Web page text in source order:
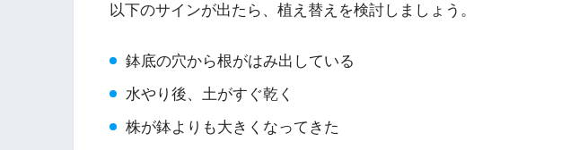
以下のサインが出たら、植え替えを検討しましょう。
鉢底の穴から根がはみ出している
水やり後、土がすぐ乾く
株が鉢よりも大きくなってきた